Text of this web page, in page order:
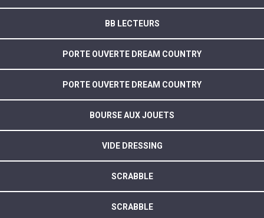
BB LECTEURS
PORTE OUVERTE DREAM COUNTRY
PORTE OUVERTE DREAM COUNTRY
BOURSE AUX JOUETS
VIDE DRESSING
SCRABBLE
SCRABBLE